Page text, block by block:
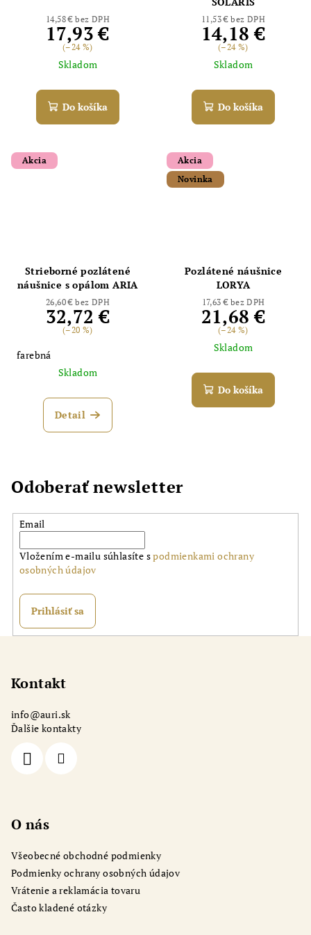
14,58 € bez DPH
17,93 €
(–24 %)
Skladom
Do košíka
11,53 € bez DPH
14,18 €
(–24 %)
Skladom
Do košíka
Akcia
Strieborné pozlátené
náušnice s opálom ARIA
26,60 € bez DPH
32,72 €
(–20 %)
farebná
Skladom
Detail
Akcia
Novinka
Pozlátené náušnice
LORYA
17,63 € bez DPH
21,68 €
(–24 %)
Skladom
Do košíka
Odoberať newsletter
Email
Vložením e-mailu súhlasíte spodmienkami ochrany
osobných údajov
Prihlásiť sa
Kontakt
info@auri.sk
Ďalšie kontakty
O nás
Všeobecné obchodné podmienky
Podmienky ochrany osobných údajov
Vrátenie a reklamácia tovaru
Často kladené otázky